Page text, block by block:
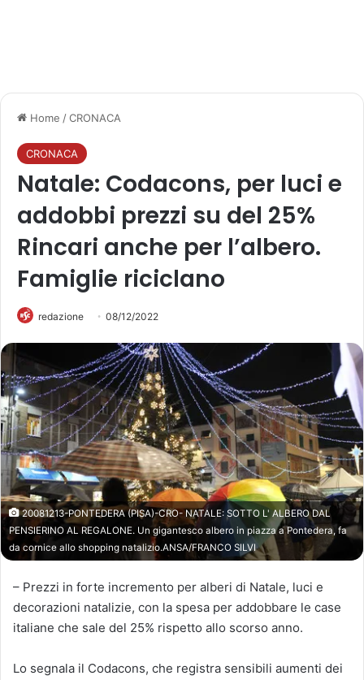
Home /CRONACA
CRONACA
Natale: Codacons, per luci e
addobbi prezzi su del 25%
Rincari anche per l’albero.
Famiglie riciclano
redazione 08/12/2022
20081213-PONTEDERA (PISA)-CRO- NATALE: SOTTO L' ALBERO DAL
PENSIERINO AL REGALONE. Un gigantesco albero in piazza a Pontedera, fa
da cornice allo shopping natalizio.ANSA/FRANCO SILVI
– Prezzi in forte incremento per alberi di Natale, luci e
decorazioni natalizie, con la spesa per addobbare le case
italiane che sale del 25% rispetto allo scorso anno.
Lo segnala il Codacons, che registra sensibili aumenti dei